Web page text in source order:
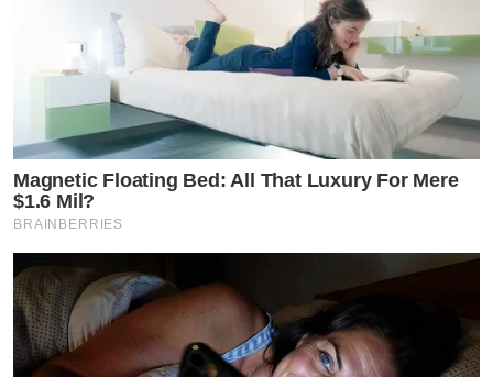
Magnetic Floating Bed: All That Luxury For Mere
$1.6 Mil?
BRAINBERRIES